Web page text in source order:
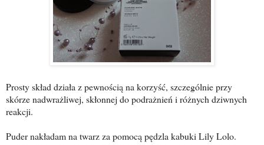
Prosty skład działa z pewnością na korzyść, szczególnie przy
skórze nadwrażliwej, skłonnej do podrażnień i różnych dziwnych
reakcji.
Puder nakładam na twarz za pomocą pędzla kabuki Lily Lolo.